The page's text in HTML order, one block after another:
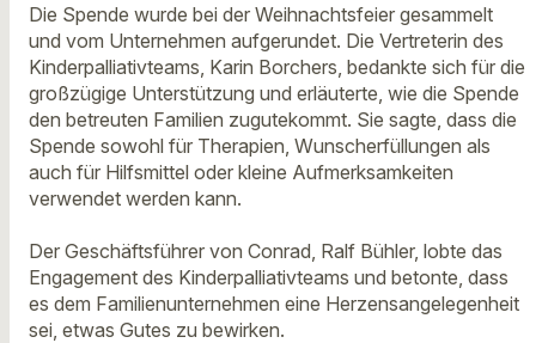
Die Spende wurde bei der Weihnachtsfeier gesammelt
und vom Unternehmen aufgerundet. Die Vertreterin des
Kinderpalliativteams, Karin Borchers, bedankte sich für die
großzügige Unterstützung und erläuterte, wie die Spende
den betreuten Familien zugutekommt. Sie sagte, dass die
Spende sowohl für Therapien, Wunscherfüllungen als
auch für Hilfsmittel oder kleine Aufmerksamkeiten
verwendet werden kann.
Der Geschäftsführer von Conrad, Ralf Bühler, lobte das
Engagement des Kinderpalliativteams und betonte, dass
es dem Familienunternehmen eine Herzensangelegenheit
sei, etwas Gutes zu bewirken.